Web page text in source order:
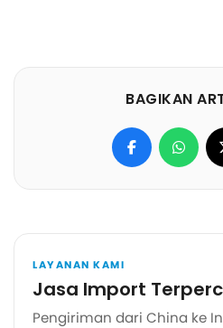
BAGIKAN
LAYANAN KAMI
Jasa Import
Pengiriman dari China ke